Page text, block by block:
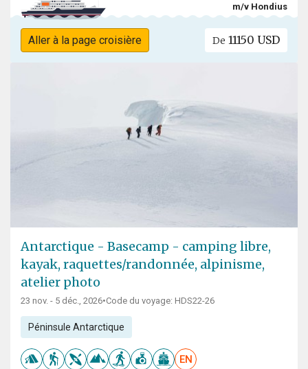
m/v Hondius
Aller à la page croisière De 11150 USD
Antarctique - Basecamp - camping libre,
kayak, raquettes/randonnée, alpinisme,
atelier photo
23 nov. - 5 déc., 2026•Code du voyage: HDS22-26
Péninsule Antarctique
EN